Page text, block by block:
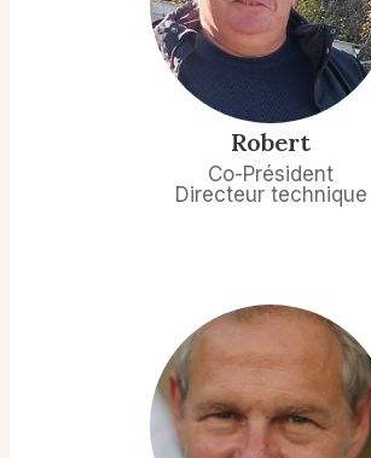
Robert
Co-Président
Directeur technique